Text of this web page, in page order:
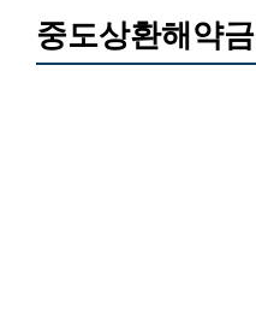
중도상환해약금